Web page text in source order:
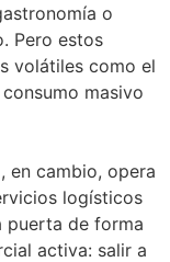
o
Pero estos
volátiles como el
masivo
en cambio, opera
logísticos
puerta de forma
activa: salir a